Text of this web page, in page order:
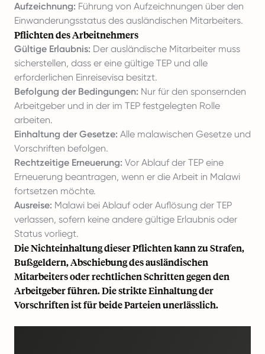
Aufzeichnung: Führung von Aufzeichnungen über den
Einwanderungsstatus des ausländischen Mitarbeiters.
Pflichten des Arbeitnehmers
Gültige Erlaubnis: Der ausländische Mitarbeiter muss
sicherstellen, dass er eine gültige TEP und alle
erforderlichen Einreisevisa besitzt.
Befolgung der Bedingungen: Nur für den sponsernden
Arbeitgeber und in der im TEP festgelegten Rolle
arbeiten.
Einhaltung der Gesetze: Alle malawischen Gesetze und
Vorschriften befolgen.
Rechtzeitige Erneuerung: Vor Ablauf der TEP eine
Erneuerung beantragen, wenn er die Arbeit in Malawi
fortsetzen möchte.
Ausreise: Malawi bei Ablauf oder Auflösung der TEP
verlassen, sofern keine andere gültige Erlaubnis oder
Status vorliegt.
Die Nichteinhaltung dieser Pflichten kann zu Strafen,
Bußgeldern, Abschiebung des ausländischen
Mitarbeiters oder rechtlichen Schritten gegen den
Arbeitgeber führen. Die strikte Einhaltung der
Vorschriften ist für beide Parteien unerlässlich.